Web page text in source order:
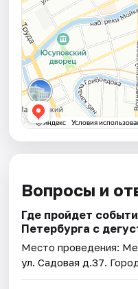
Вопросы и
Где пройдет
Петербурга с
Место проведения:
ул. Садовая д.37.